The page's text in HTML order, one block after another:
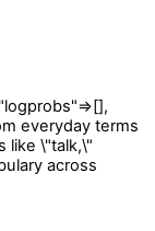
everyday terms
like \"talk,\"
across